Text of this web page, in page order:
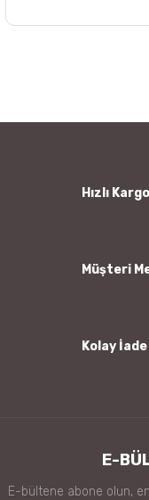
Ürün bilgilerinde
Hızlı Kargo
Müşteri
Kolay İade
E-
E-bültene abone olun,